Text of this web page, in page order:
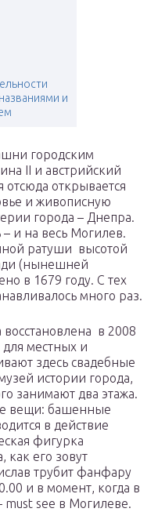
и
городским
II и австрийский
открывается
и живописную
города – Днепра.
и на весь Могилев.
ратуши высотой
(нынешней
в 1679 году. С тех
много раз.
в 2008
для местных и
здесь свадебные
истории города,
занимают два этажа.
вещи: башенные
в действие
фигурка
как его зовут
трубит фанфару
и в момент, когда в
must see в Могилеве.